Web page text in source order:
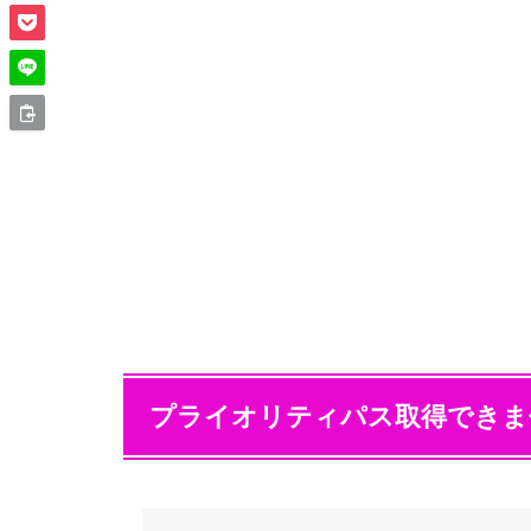
プライオリティパス取得でき